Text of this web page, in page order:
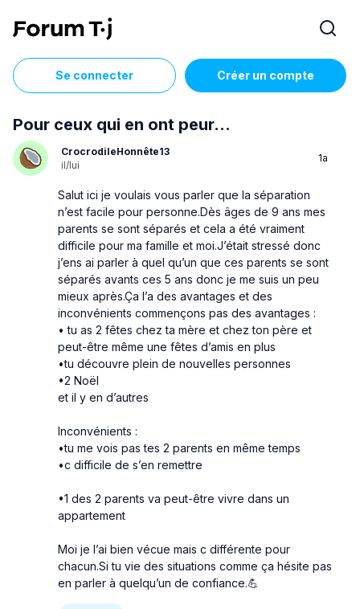
Se connecter Créer un compte
Pour ceux qui en ont peur…
CrocrodileHonnête13
il/lui
1a
Salut ici je voulais vous parler que la séparation
n’est facile pour personne.Dès âges de 9 ans mes
parents se sont séparés et cela a été vraiment
difficile pour ma famille et moi.J’était stressé donc
j’ens ai parler à quel qu’un que ces parents se sont
séparés avants ces 5 ans donc je me suis un peu
mieux après.Ça l’a des avantages et des
inconvénients commençons pas des avantages :
• tu as 2 fêtes chez ta mère et chez ton père et
peut-être même une fêtes d’amis en plus
•tu découvre plein de nouvelles personnes
•2 Noël
et il y en d’autres
Inconvénients :
•tu me vois pas tes 2 parents en même temps
•c difficile de s’en remettre
•1 des 2 parents va peut-être vivre dans un
appartement
Moi je l’ai bien vécue mais c différente pour
chacun.Si tu vie des situations comme ça hésite pas
en parler à quelqu’un de confiance.💪